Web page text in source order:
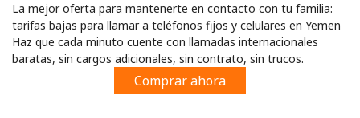
Regístrate con
La mejor oferta para mantenerte en contacto con tu familia:
tarifas bajas para llamar a teléfonos fijos y celulares en Yemen
Haz que cada minuto cuente con llamadas internacionales
baratas, sin cargos adicionales, sin contrato, sin trucos.
Comprar ahora